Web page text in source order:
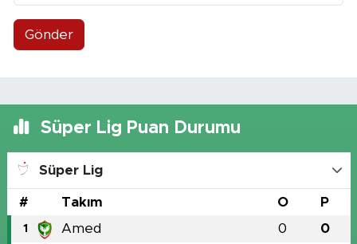
Gönder
Süper Lig Puan Durumu
Süper Lig
# Takım O P
1 Amed 0 0